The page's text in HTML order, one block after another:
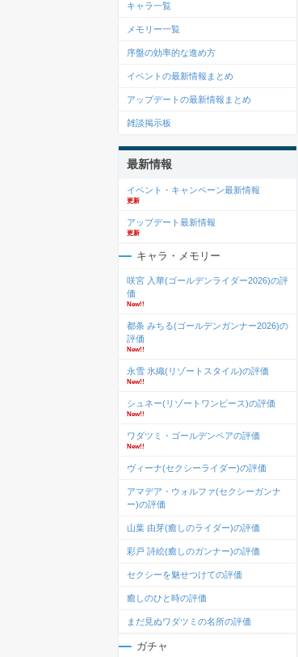
キャラ一覧
メモリー一覧
序盤の効率的な進め方
イベントの最新情報まとめ
アップデートの最新情報まとめ
雑談掲示板
最新情報
イベント・キャンペーン最新情報
更新
アップデート最新情報
更新
キャラ・メモリー
咲宮 入華(ゴールデンライダー2026)の評
価
New!!
都条 みちる(ゴールデンガンナー2026)の
評価
New!!
永雪 氷織(リゾートスタイル)の評価
New!!
シュネー(リゾートワンピース)の評価
New!!
ワダツミ・ゴールデンペアの評価
New!!
ヴィーナ(セクシーライダー)の評価
アマデア・ウォルファ(セクシーガンナ
ー)の評価
山葉 由芽(癒しのライダー)の評価
彩戸 詩絵(癒しのガンナー)の評価
セクシーを魅せつけての評価
癒しのひと時の評価
まだ見ぬワダツミの名所の評価
ガチャ